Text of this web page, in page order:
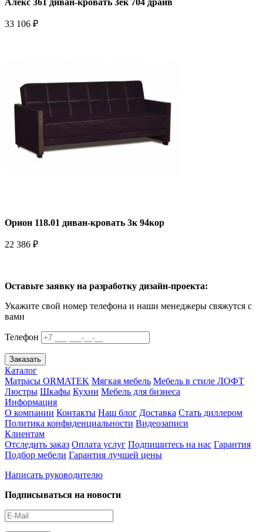
33 106 ₽
Орион 118.01 диван-кровать 3к 94кор
22 386 ₽
Оставьте заявку на разработку дизайн-проекта:
Укажите свой номер телефона и наши менеджеры свяжутся с
вами
Телефон
Заказать
Каталог
Матрасы ORMATEK Мягкая мебель Мебель в стиле ЛОФТ
Люстры Шкафы Кухни Мебель для бизнеса
Информация
О компании Контакты Наш блог Доставка Стать диллером
Политика конфиденциальности Видеозаписи
Клиентам
Отследить заказ Оплата услуг Подпишитесь на нас Гарантия
Подбор мебели Гарантия лучшей цены
Написать руководителю
Подписываться на новости